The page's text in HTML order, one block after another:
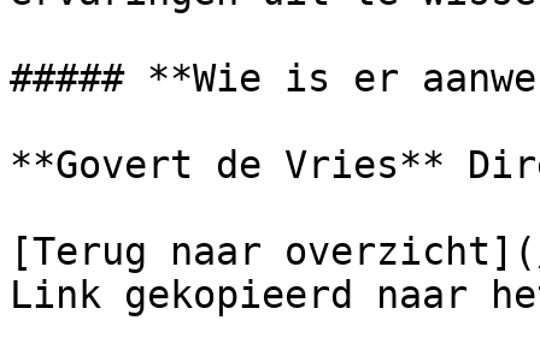
##### **Wie is er
**Govert de Vries**
[Terug naar
Link gekopieerd naar